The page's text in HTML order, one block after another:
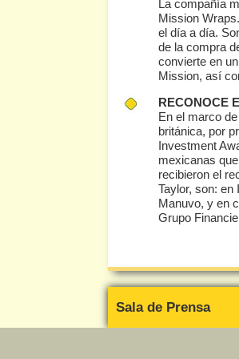
La compañía
Mission
el día a día.
de la compra
convierte en
Mission, así
RECONOCE
En el marco
británica, por
Investment
mexicanas
recibieron el
Taylor, son:
Manuvo, y en
Grupo
Sala de Prensa